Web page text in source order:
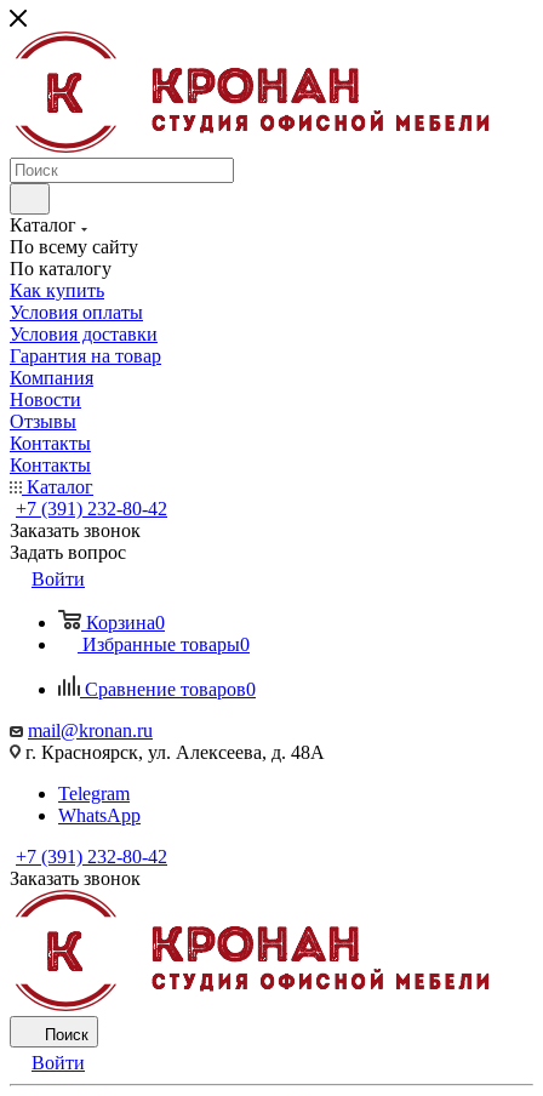
Каталог
По всему сайту
По каталогу
Как купить
Условия оплаты
Условия доставки
Гарантия на товар
Компания
Новости
Отзывы
Контакты
Контакты
Каталог
+7 (391) 232-80-42
Заказать звонок
Задать вопрос
Войти
Корзина0
Избранные товары0
Сравнение товаров0
mail@kronan.ru
г. Красноярск, ул. Алексеева, д. 48А
Telegram
WhatsApp
+7 (391) 232-80-42
Заказать звонок
Поиск
Войти